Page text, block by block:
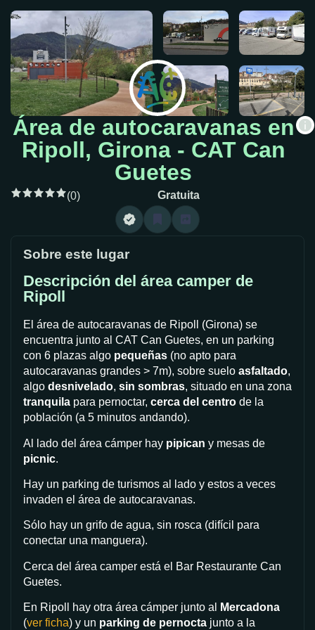
Área de autocaravanas en
Ripoll, Girona - CAT Can
Guetes
(0) Gratuita
Sobre este lugar
Descripción del área camper de
Ripoll
El área de autocaravanas de Ripoll (Girona) se
encuentra junto al CAT Can Guetes, en un parking
con 6 plazas algo pequeñas (no apto para
autocaravanas grandes > 7m), sobre suelo asfaltado,
algo desnivelado, sin sombras, situado en una zona
tranquila para pernoctar, cerca del centro de la
población (a 5 minutos andando).
Al lado del área cámper hay pipican y mesas de
picnic.
Hay un parking de turismos al lado y estos a veces
invaden el área de autocaravanas.
Sólo hay un grifo de agua, sin rosca (difícil para
conectar una manguera).
Cerca del área camper está el Bar Restaurante Can
Guetes.
En Ripoll hay otra área cámper junto al
Mercadona
(ver ficha) y un parking de pernocta junto a la